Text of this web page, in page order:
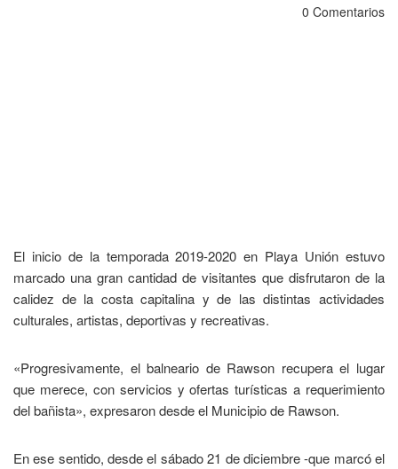
0 Comentarios
El inicio de la temporada 2019-2020 en Playa Unión estuvo
marcado una gran cantidad de visitantes que disfrutaron de la
calidez de la costa capitalina y de las distintas actividades
culturales, artistas, deportivas y recreativas.
«Progresivamente, el balneario de Rawson recupera el lugar
que merece, con servicios y ofertas turísticas a requerimiento
del bañista», expresaron desde el Municipio de Rawson.
En ese sentido, desde el sábado 21 de diciembre -que marcó el